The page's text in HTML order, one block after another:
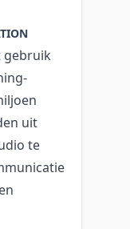
gebruik
uit
te